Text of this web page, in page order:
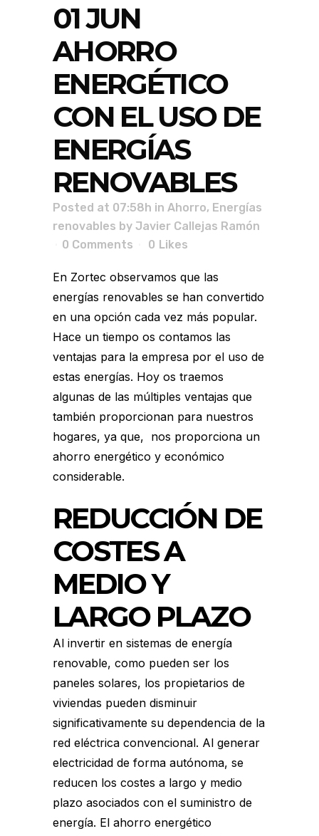
01 JUN
AHORRO
ENERGÉTICO
CON EL USO DE
ENERGÍAS
RENOVABLES
Posted at 07:58h in Ahorro, Energías
renovables by Javier Callejas Ramón
0 Comments
0 Likes
En Zortec observamos que las
energías renovables se han convertido
en una opción cada vez más popular.
Hace un tiempo os contamos las
ventajas para la empresa por el uso de
estas energías. Hoy os traemos
algunas de las múltiples ventajas que
también proporcionan para nuestros
hogares, ya que, nos proporciona un
ahorro energético y económico
considerable.
REDUCCIÓN DE
COSTES A
MEDIO Y
LARGO PLAZO
Al invertir en sistemas de energía
renovable, como pueden ser los
paneles solares, los propietarios de
viviendas pueden disminuir
significativamente su dependencia de la
red eléctrica convencional. Al generar
electricidad de forma autónoma, se
reducen los costes a largo y medio
plazo asociados con el suministro de
energía. El ahorro energético